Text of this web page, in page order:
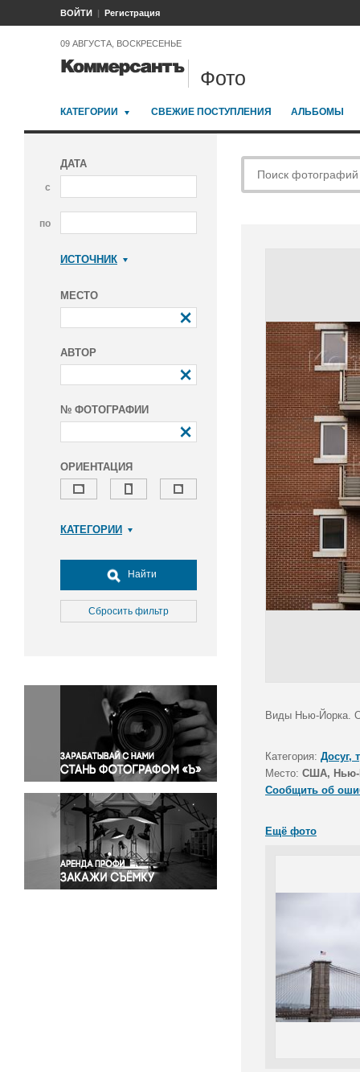
ВОЙТИ Регистрация
09 АВГУСТА, ВОСКРЕСЕНЬЕ
Фото
КАТЕГОРИИ СВЕЖИЕ ПОСТУПЛЕНИЯ АЛЬБОМЫ
ДАТА
с
по
ИСТОЧНИК
МЕСТО
АВТОР
№ ФОТОГРАФИИ
ОРИЕНТАЦИЯ
КАТЕГОРИИ
Досуг, туризм и отдых
Культура
Медицина
Окружающая среда
Политика
Правосудие
Происшествия и конфликты
Религия
Светская жизнь
Спорт
Экология
Экономика и бизнес
Найти
Сбросить фильтр
Виды Нью-Йорка.
Категория: Досуг,
Место: США, Нью-
Сообщить об
Ещё фото